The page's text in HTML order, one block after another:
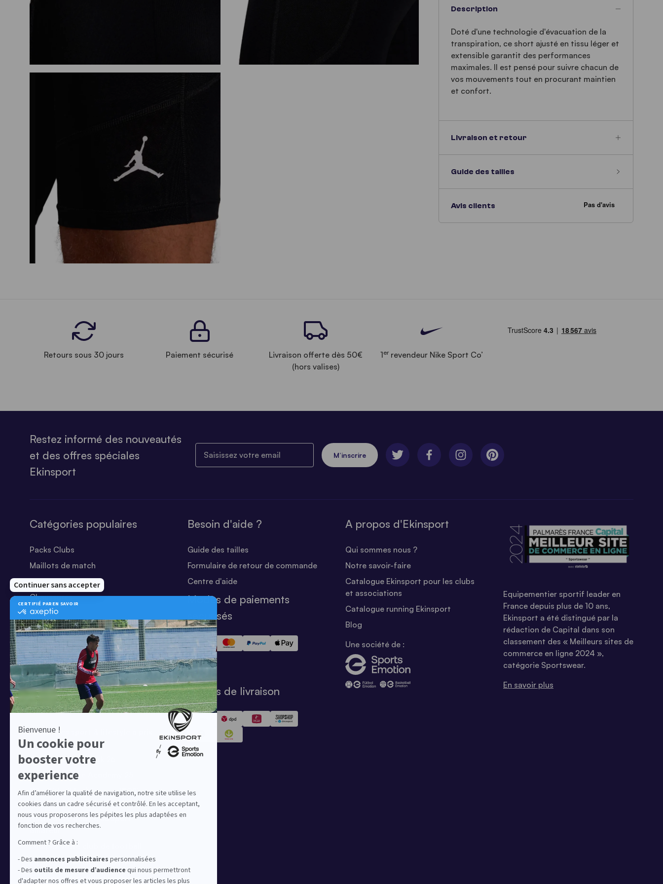
Description
Doté d'une technologie d'évacuation de la
transpiration, ce short ajusté en tissu léger et
extensible garantit des performances
maximales. Il est pensé pour suivre chacun de
vos mouvements tout en procurant maintien
et confort.
Livraison et retour
Guide des tailles
Avis clients
Retours sous 30 jours Paiement sécurisé
Livraison offerte dès 50€
(hors valises)
1errevendeur Nike Sport Co’
Restez informé des nouveautés
et des offres spéciales
Ekinsport
Saisissez votre email
M’inscrire
Catégories populaires
Packs Clubs
Maillots de match
Equipements Clubs
Chaussures
Shorts
Football
Chaussettes
T-shirts
Tenues de match
Offres clubs
Ensembles sport & lifestyle à prix
réduit
Collection Nike Park 26
Collection Nike Academy 25
Nike Kitbuilder | Tenues 100%
personnalisées pour les clubs
Notre offre dédiée au sport
amateur
Equipez votre club de football
Equipez votre club de basket
Equipez votre club de running
Besoin d'aide ?
Guide des tailles
Formulaire de retour de commande
Centre d'aide
Modes de paiements
sécurisés
Modes de livraison
A propos d'Ekinsport
Qui sommes nous ?
Notre savoir-faire
Catalogue Ekinsport pour les clubs
et associations
Catalogue running Ekinsport
Blog
Une société de :
Equipementier sportif leader en
France depuis plus de 10 ans,
Ekinsport a été distingué par la
rédaction de Capital dans son
classement des « Meilleurs sites de
commerce en ligne 2024 »,
catégorie Sportswear.
En savoir plus